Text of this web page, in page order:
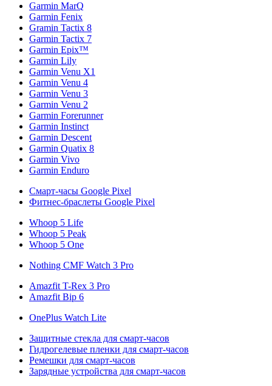
Garmin MarQ
Garmin Fenix
Gramin Tactix 8
Garmin Tactix 7
Garmin Epix™
Garmin Lily
Garmin Venu X1
Garmin Venu 4
Garmin Venu 3
Garmin Venu 2
Garmin Forerunner
Garmin Instinct
Garmin Descent
Garmin Quatix 8
Garmin Vivo
Garmin Enduro
Смарт-часы Google Pixel
Фитнес-браслеты Google Pixel
Whoop 5 Life
Whoop 5 Peak
Whoop 5 One
Nothing CMF Watch 3 Pro
Amazfit T-Rex 3 Pro
Amazfit Bip 6
OnePlus Watch Lite
Защитные стекла для смарт-часов
Гидрогелевые пленки для смарт-часов
Ремешки для смарт-часов
Зарядные устройства для смарт-часов